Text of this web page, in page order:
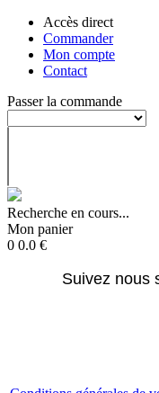
Accès direct
Commander
Mon compte
Contact
Passer la commande
Recherche en cours...
Mon panier
0 0.0 €
Suivez nous